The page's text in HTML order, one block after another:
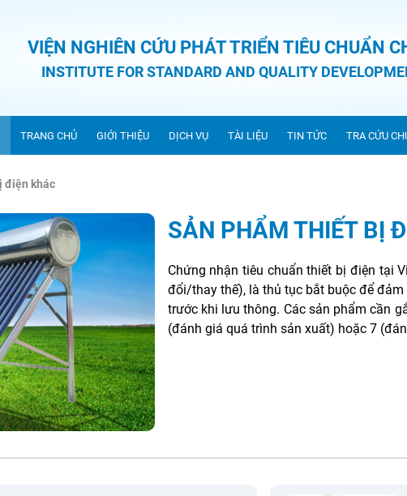
VIỆN NGHIÊN CỨU PHÁT TRIỂN TIÊU CHUẨN
INSTITUTE FOR STANDARD AND QUALITY
TRANG CHỦ GIỚI THIỆU DỊCH VỤ TÀI LIỆU TIN TỨC TRA CỨU
điện khác
SẢN PHẨM THIẾT BỊ
Chứng nhận tiêu chuẩn thiết bị điện tại
đổi/thay thế), là thủ tục bắt buộc để
trước khi lưu thông. Các sản phẩm cần
(đánh giá quá trình sản xuất) hoặc 7